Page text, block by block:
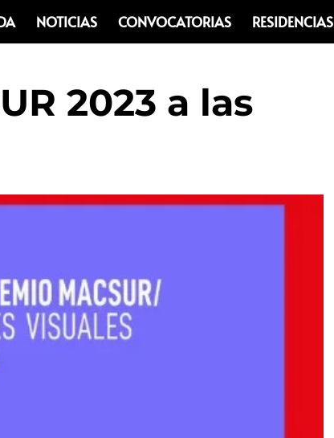
NOTICIAS CONVOCATORIAS RESIDENCIAS
2023 a las